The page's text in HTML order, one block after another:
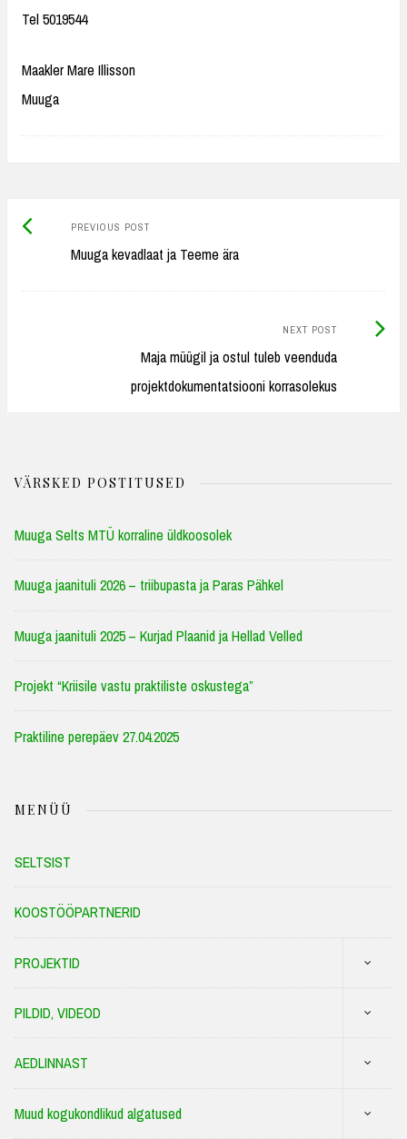
Tel 5019544
Maakler Mare Illisson
Muuga
Post
navigation
PREVIOUS POSTPrevious
post:
Muuga kevadlaat ja Teeme ära
NEXT POST
Maja müügil ja ostul tuleb veenduda
projektdokumentatsiooni korrasolekus
Next
VÄRSKED POSTITUSED
Muuga Selts MTÜ korraline üldkoosolek
Muuga jaanituli 2026 – triibupasta ja Paras Pähkel
Muuga jaanituli 2025 – Kurjad Plaanid ja Hellad Velled
Projekt “Kriisile vastu praktiliste oskustega”
Praktiline perepäev 27.04.2025
MENÜÜ
SELTSIST
KOOSTÖÖPARTNERID
PROJEKTID
PILDID, VIDEOD
AEDLINNAST
Muud kogukondlikud algatused